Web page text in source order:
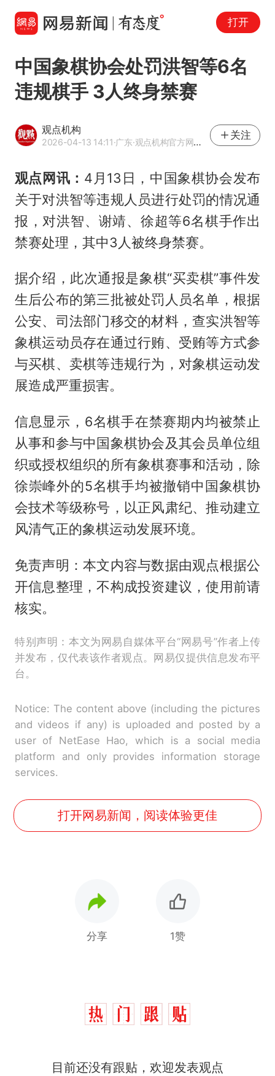
打开
中国象棋协会处罚洪智等6名
违规棋手 3人终身禁赛
观点机构
2026-04-13 14:11·广东·观点机构官方网易号
关注
观点网讯： 4月13日，中国象棋协会发布
关于对洪智等违规人员进行处罚的情况通
报，对洪智、谢靖、徐超等6名棋手作出
禁赛处理，其中3人被终身禁赛。
据介绍，此次通报是象棋“买卖棋”事件发
生后公布的第三批被处罚人员名单，根据
公安、司法部门移交的材料，查实洪智等
象棋运动员存在通过行贿、受贿等方式参
与买棋、卖棋等违规行为，对象棋运动发
展造成严重损害。
信息显示，6名棋手在禁赛期内均被禁止
从事和参与中国象棋协会及其会员单位组
织或授权组织的所有象棋赛事和活动，除
徐崇峰外的5名棋手均被撤销中国象棋协
会技术等级称号，以正风肃纪、推动建立
风清气正的象棋运动发展环境。
免责声明：本文内容与数据由观点根据公
开信息整理，不构成投资建议，使用前请
核实。
特别声明：本文为网易自媒体平台“网易号”作者上传
并发布，仅代表该作者观点。网易仅提供信息发布平
台。
Notice: The content above (including the pictures
and videos if any) is uploaded and posted by a
user of NetEase Hao, which is a social media
platform and only provides information storage
services.
打开网易新闻，阅读体验更佳
分享 1赞
目前还没有跟贴，欢迎发表观点
因老师一句“跟我回家”改写了